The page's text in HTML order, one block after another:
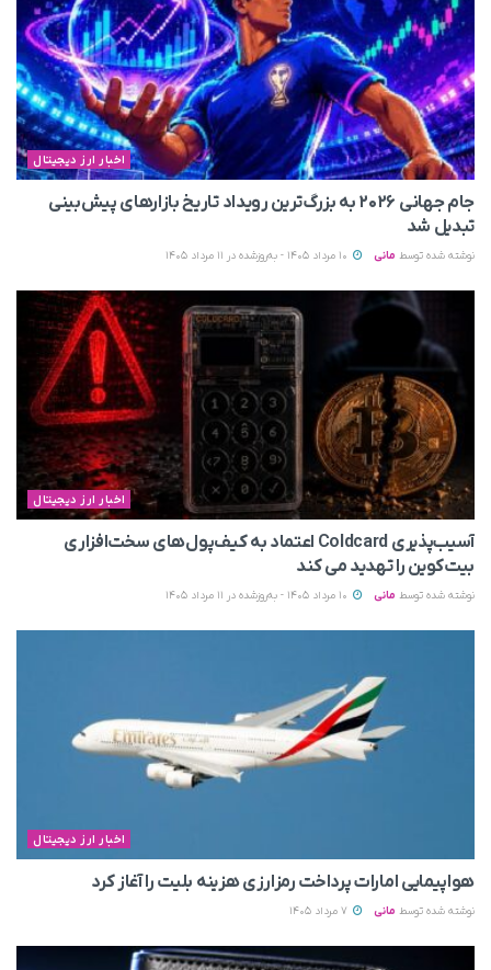
اخبار ارز دیجیتال
جام جهانی ۲۰۲۶ به بزرگ‌ترین رویداد تاریخ بازارهای پیش‌بینی
تبدیل شد
نوشته شده توسط مانی
اخبار ارز دیجیتال
آسیب‌پذیری Coldcard اعتماد به کیف‌پول‌های سخت‌افزاری
بیت‌کوین را تهدید می‌ کند
نوشته شده توسط مانی
اخبار ارز دیجیتال
هواپیمایی امارات پرداخت رمزارزی هزینه بلیت را آغاز کرد
نوشته شده توسط مانی